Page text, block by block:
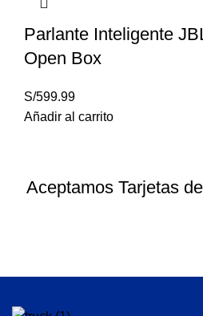
Parlante Inteligente
Open Box
S/599.99
Añadir al carrito
Aceptamos Tarjetas de